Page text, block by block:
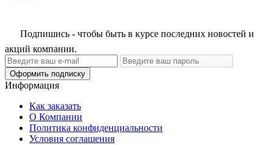
Подпишись - чтобы быть в курсе последних новостей и
акций компании.
Оформить подписку
Информация
Как заказать
О Компании
Политика конфиденциальности
Условия соглашения